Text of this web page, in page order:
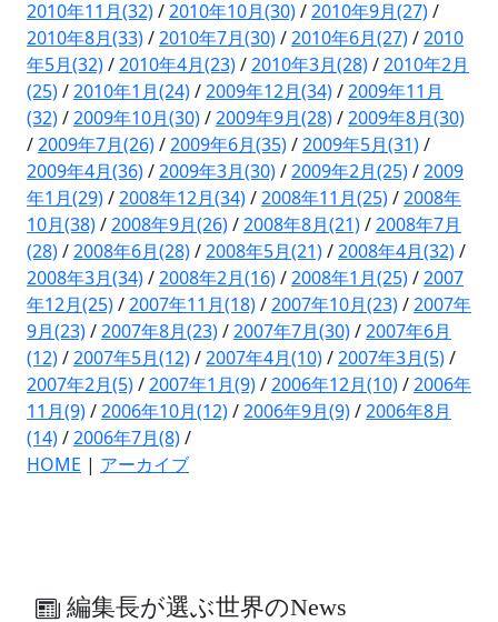
2010年11月(32)/2010年10月(30)/2010年9月(27)/
2010年8月(33)/2010年7月(30)/2010年6月(27)/2010
年5月(32)/2010年4月(23)/2010年3月(28)/2010年2月
(25)/2010年1月(24)/2009年12月(34)/2009年11月
(32)/2009年10月(30)/2009年9月(28)/2009年8月(30)
/2009年7月(26)/2009年6月(35)/2009年5月(31)/
2009年4月(36)/2009年3月(30)/2009年2月(25)/2009
年1月(29)/2008年12月(34)/2008年11月(25)/2008年
10月(38)/2008年9月(26)/2008年8月(21)/2008年7月
(28)/2008年6月(28)/2008年5月(21)/2008年4月(32)/
2008年3月(34)/2008年2月(16)/2008年1月(25)/2007
年12月(25)/2007年11月(18)/2007年10月(23)/2007年
9月(23)/2007年8月(23)/2007年7月(30)/2007年6月
(12)/2007年5月(12)/2007年4月(10)/2007年3月(5)/
2007年2月(5)/2007年1月(9)/2006年12月(10)/2006年
11月(9)/2006年10月(12)/2006年9月(9)/2006年8月
(14)/2006年7月(8)/
HOME | アーカイブ
編集長が選ぶ世界のNews